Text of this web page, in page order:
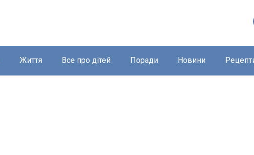
Життя Все про дітей Поради Новини